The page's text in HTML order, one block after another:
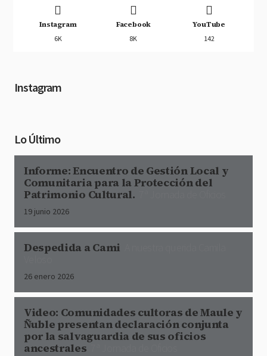
Instagram
6K
Facebook
8K
YouTube
142
Instagram
Lo Último
Informe: Encuentro de Gestión Local y
Comunitaria para la Protección del
Patrimonio Cultural.
19 junio 2026
Despedida a Cami
26 enero 2026
Video: Comunidades cultoras de Maule y
Ñuble presentan declaración conjunta
por la salvaguardia de sus oficios
ancestrales